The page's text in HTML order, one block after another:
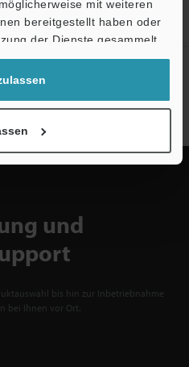
mit weiteren
bereitgestellt haben oder
der Dienste gesammelt
und
bis hin zur Inbetriebnahme
bei Ihnen vor Ort.
Support